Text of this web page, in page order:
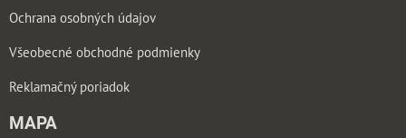
Ochrana osobných údajov
Všeobecné obchodné podmienky
Reklamačný poriadok
MAPA